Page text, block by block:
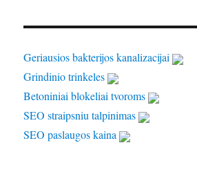
Geriausios bakterijos kanalizacijai
Grindinio trinkeles
Betoniniai blokeliai tvoroms
SEO straipsniu talpinimas
SEO paslaugos kaina